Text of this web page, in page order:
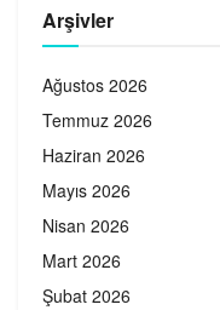
Arşivler
Ağustos 2026
Temmuz 2026
Haziran 2026
Mayıs 2026
Nisan 2026
Mart 2026
Şubat 2026